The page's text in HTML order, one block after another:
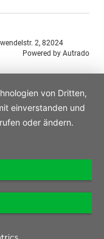
2, 82024
Powered by Autrado
von Dritten,
einverstanden und
oder ändern.